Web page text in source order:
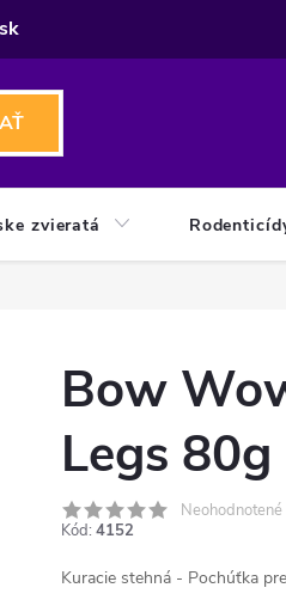
zvieratá
Bow
Legs 80g
Neohodnotené
Kód: 4152
Kuracie stehná - Pochúťka